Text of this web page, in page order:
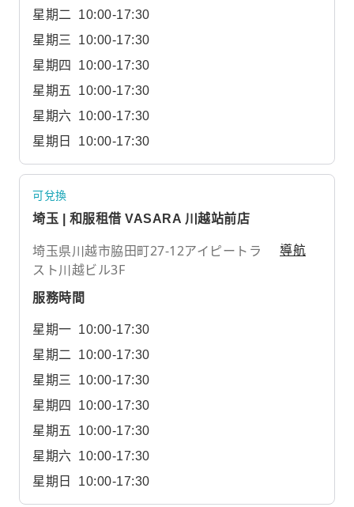
星期二
10:00-17:30
星期三
10:00-17:30
星期四
10:00-17:30
星期五
10:00-17:30
星期六 10:00-17:30
星期日
10:00-17:30
可兌換
埼玉 | 和服租借 VASARA 川越站前店
埼玉県川越市脇田町27-12アイピートラ
スト川越ビル3F
導航
服務時間
星期一 10:00-17:30
星期二
10:00-17:30
星期三
10:00-17:30
星期四
10:00-17:30
星期五
10:00-17:30
星期六 10:00-17:30
星期日
10:00-17:30